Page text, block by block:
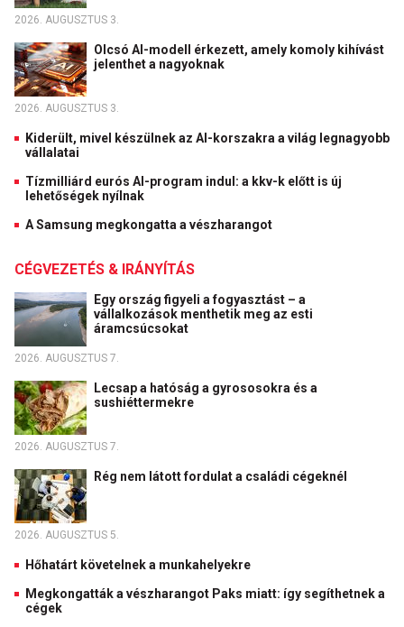
2026. AUGUSZTUS 3.
Olcsó AI-modell érkezett, amely komoly kihívást
jelenthet a nagyoknak
2026. AUGUSZTUS 3.
Kiderült, mivel készülnek az AI-korszakra a világ legnagyobb
vállalatai
Tízmilliárd eurós AI-program indul: a kkv-k előtt is új
lehetőségek nyílnak
A Samsung megkongatta a vészharangot
CÉGVEZETÉS & IRÁNYÍTÁS
Egy ország figyeli a fogyasztást – a
vállalkozások menthetik meg az esti
áramcsúcsokat
2026. AUGUSZTUS 7.
Lecsap a hatóság a gyrososokra és a
sushiéttermekre
2026. AUGUSZTUS 7.
Rég nem látott fordulat a családi cégeknél
2026. AUGUSZTUS 5.
Hőhatárt követelnek a munkahelyekre
Megkongatták a vészharangot Paks miatt: így segíthetnek a
cégek